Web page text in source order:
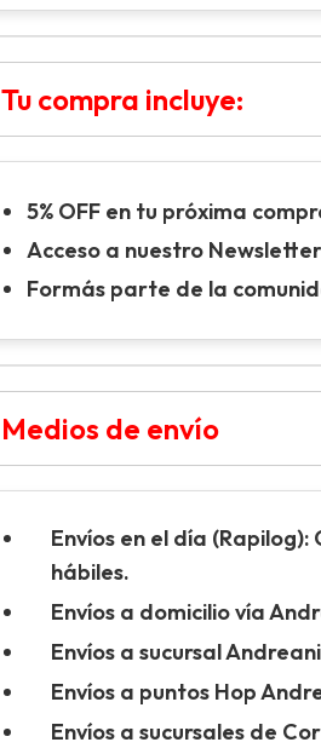
Tu compra incluye:
5% OFF en tu próxima
Acceso a nuestro Newsletter
Formás parte de la
Medios de envío
Envíos en el día (Rapilog):
hábiles.
Envíos a domicilio vía
Envíos a sucursal Andreani
Envíos a puntos Hop
Envíos a sucursales de